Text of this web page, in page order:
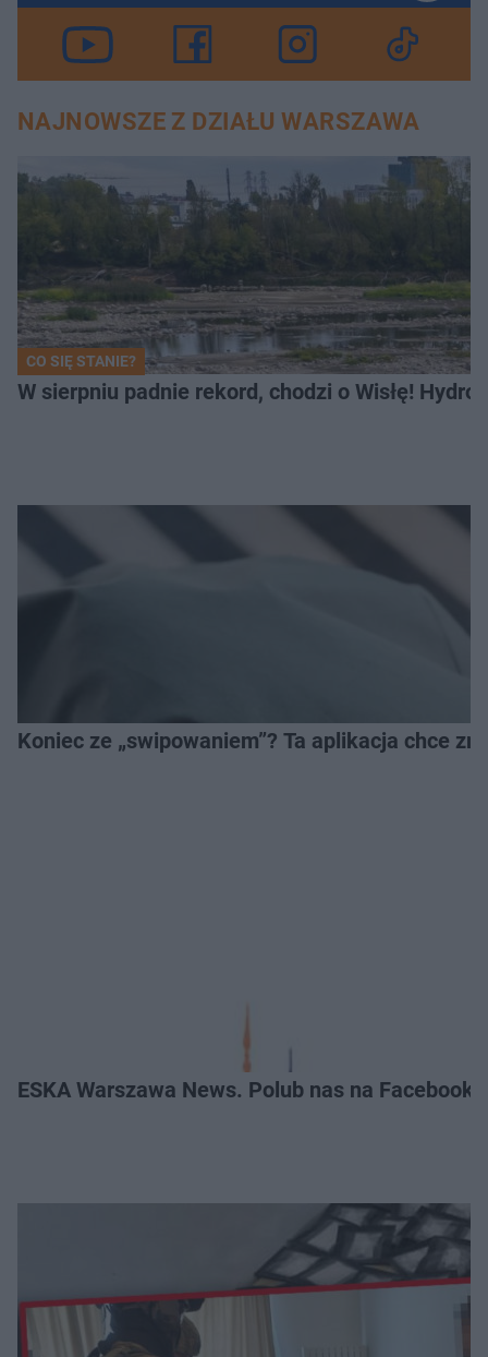
NAJNOWSZE Z DZIAŁU WARSZAWA
CO SIĘ STANIE?
W sierpniu padnie rekord, chodzi o Wisłę!
Koniec ze „swipowaniem”? Ta aplikacja chce
ESKA Warszawa News. Polub nas na